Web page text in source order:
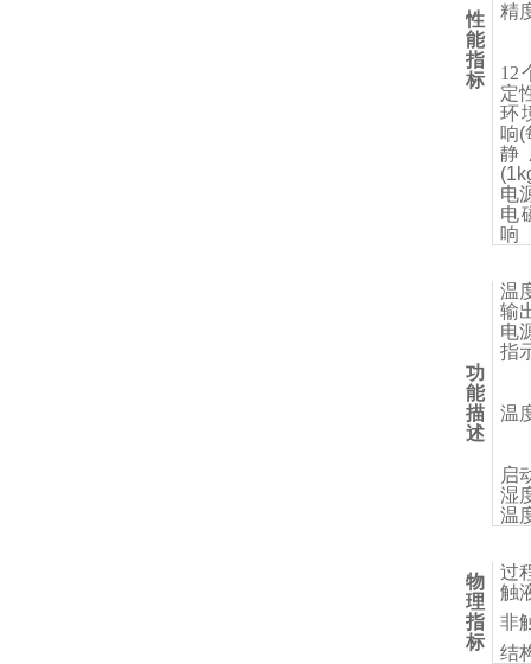
性
能
指
标
精
12
定
环
响
静
电
电
响
功
能
描
述
温
输
电
指
温
启
湿
温
物
理
指
标
过
触
非
结